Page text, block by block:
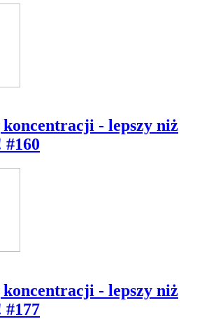
- lepszy niż
- lepszy niż
#177